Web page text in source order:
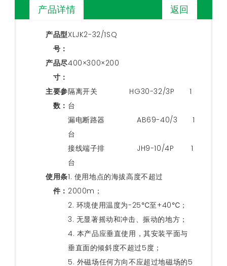
产品详情 返回
产品型
号：
XLJK2-32/1SQ
产品尽
寸：
400×300×200
主要参
数：
隔离开关 HG30-32/3P 1
台
漏电断路器 AB69-40/3 1
台
接线端子排 JH9-10/4P 1
台
使用条
件：
1. 使用地点的海拔高度不超过
2000m；
2. 环境使用温度为-25℃至+40℃；
3. 无显著摇动和冲击、振动的地方；
4. 本产品应垂直使用，其安装平面与
垂直面的倾斜度不超过5度；
5. 外磁场任何方向不应超过地磁场的5